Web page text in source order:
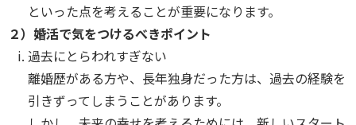
といった点を考えることが重要になります。
２） 婚活で気をつけるべきポイント
過去にとらわれすぎない
離婚歴がある方や、長年独身だった方は、過去の経験を
引きずってしまうことがあります。